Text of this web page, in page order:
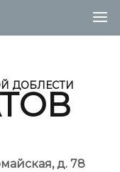
ДОБЛЕСТИ
д. 78